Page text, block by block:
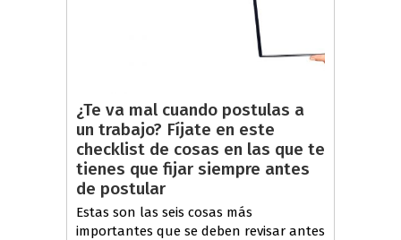
¿Te va mal cuando postulas a
un trabajo? Fíjate en este
checklist de cosas en las que te
tienes que fijar siempre antes
de postular
Estas son las seis cosas más
importantes que se deben revisar antes